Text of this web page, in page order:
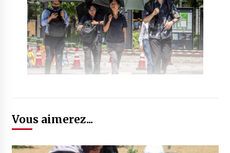
Vous aimerez...